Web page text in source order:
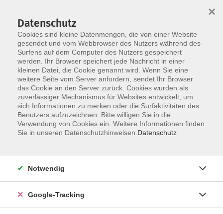
Skip to main content
Der Kurs konnte nicht gefunden werden.
Datenschutz
Cookies sind kleine Datenmengen, die von einer Website
gesendet und vom Webbrowser des Nutzers während des
Surfens auf dem Computer des Nutzers gespeichert
werden. Ihr Browser speichert jede Nachricht in einer
kleinen Datei, die Cookie genannt wird. Wenn Sie eine
weitere Seite vom Server anfordern, sendet Ihr Browser
das Cookie an den Server zurück. Cookies wurden als
zuverlässiger Mechanismus für Websites entwickelt, um
sich Informationen zu merken oder die Surfaktivitäten des
Benutzers aufzuzeichnen. Bitte willigen Sie in die
Verwendung von Cookies ein. Weitere Informationen finden
Sie in unseren Datenschutzhinweisen. Datenschutz
×
Notwendig
Google-Tracking